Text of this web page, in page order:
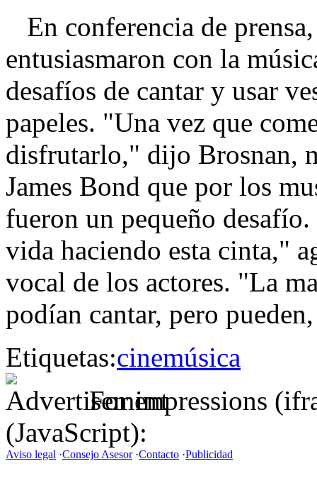
En conferencia de
entusiasmaron con la
desafíos de cantar y usar
papeles. "Una vez que
disfrutarlo," dijo Brosnan,
James Bond que por los
fueron un pequeño
vida haciendo esta cinta,"
vocal de los actores. "La
podían cantar, pero
Etiquetas:cinemúsica
For impressions
(JavaScript):
Aviso legal ·Consejo Asesor·Contacto ·Publicidad